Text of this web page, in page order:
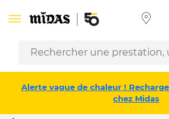
Alerte vague de chaleur !
chez Midas